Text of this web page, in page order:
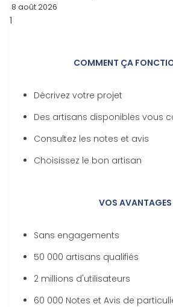
8 août 2026
COMMENT ÇA
Décrivez votre projet
Des artisans disponibles vous
Consultez les notes et avis
Choisissez le bon artisan
VOS AVANTAGES
Sans engagements
50 000 artisans qualifiés
2 millions d'utilisateurs
60 000 Notes et Avis de